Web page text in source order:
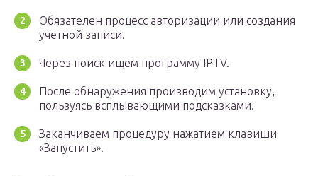
Обязателен процесс авторизации или создания
учетной записи.
Через поиск ищем программу IPTV.
После обнаружения производим установку,
пользуясь всплывающими подсказками.
Заканчиваем процедуру нажатием клавиши
«Запустить».